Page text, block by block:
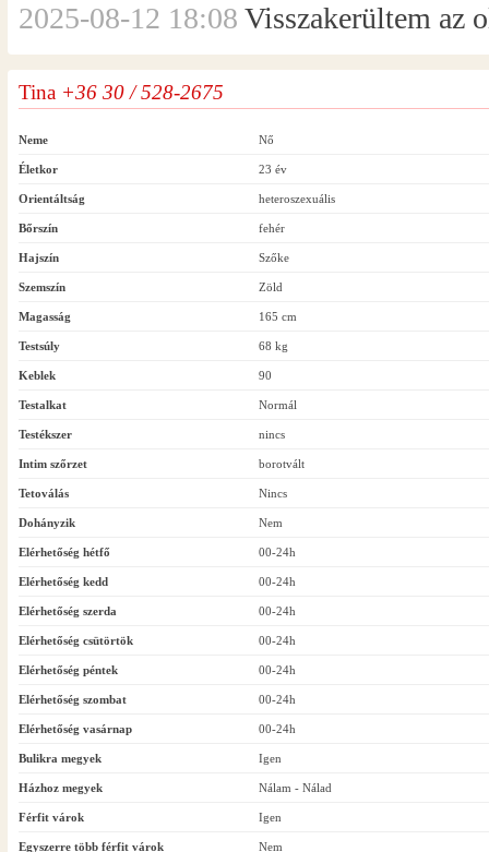
2025-08-12 18:08 Visszakerültem az
Tina +36 30 / 528-2675
Neme Nő
Életkor 23 év
Orientáltság heteroszexuális
Bőrszín fehér
Hajszín Szőke
Szemszín Zöld
Magasság 165 cm
Testsúly 68 kg
Keblek 90
Testalkat Normál
Testékszer nincs
Intim szőrzet borotvált
Tetoválás Nincs
Dohányzik Nem
Elérhetőség hétfő 00-24h
Elérhetőség kedd 00-24h
Elérhetőség szerda 00-24h
Elérhetőség csütörtök 00-24h
Elérhetőség péntek 00-24h
Elérhetőség szombat 00-24h
Elérhetőség vasárnap 00-24h
Bulikra megyek Igen
Házhoz megyek Nálam - Nálad
Férfit várok Igen
Egyszerre több férfit várok Nem